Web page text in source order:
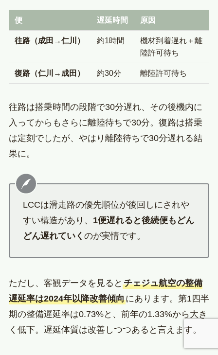
便 遅延時間 原因
往路（成田→仁川） 約1時間
機材到着遅れ＋離
陸許可待ち
復路（仁川→成田） 約30分 離陸許可待ち
往路は搭乗時間の段階で30分遅れ、その後機内に
入ってからもさらに離陸待ちで30分。復路は搭乗
は定刻でしたが、やはり離陸待ちで30分遅れる結
果に。
LCCは滑走路の優先順位が後回しにされや
すい構造があり、 1便遅れると後続便もどん
どん遅れていく のが実情です。
ただし、客観データを見ると チェジュ航空の整備
遅延率は2024年以降改善傾向にあります。第1四半
期の整備遅延率は0.73%と、前年の1.33%から大き
く低下。遅延体質は改善しつつあると言えます。